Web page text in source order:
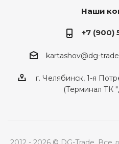
Наши
+7 (900)
kartashov@dg-
г. Челябинск, 1-я
(Терминал ТК